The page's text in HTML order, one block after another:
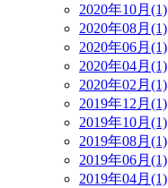
2020年10月(1)
2020年08月(1)
2020年06月(1)
2020年04月(1)
2020年02月(1)
2019年12月(1)
2019年10月(1)
2019年08月(1)
2019年06月(1)
2019年04月(1)